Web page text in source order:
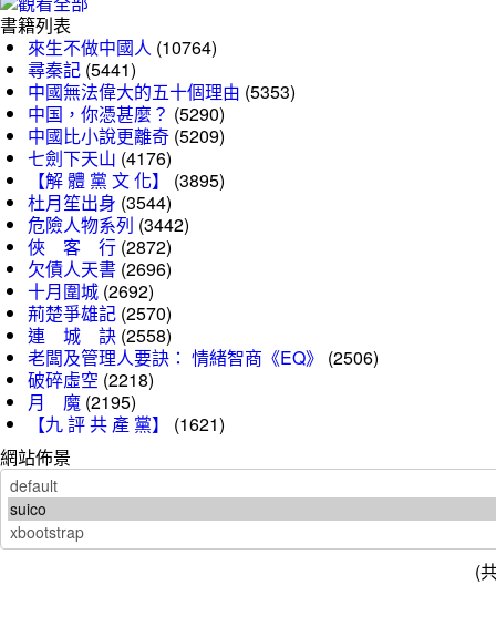
書籍列表
來生不做中國人 (10764)
尋秦記 (5441)
中國無法偉大的五十個理由 (5353)
中国，你憑甚麼？ (5290)
中國比小說更離奇 (5209)
七劍下天山 (4176)
【解 體 黨 文 化】
(3895)
杜月笙出身 (3544)
危險人物系列 (3442)
俠 客 行 (2872)
欠債人天書 (2696)
十月圍城 (2692)
荊楚爭雄記 (2570)
連 城 訣 (2558)
老闆及管理人要訣： 情緒智商《EQ》 (2506)
破碎虛空 (2218)
月 魔 (2195)
【九 評 共 產 黨】
(1621)
網站佈景
(